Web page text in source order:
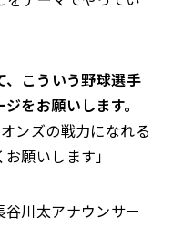
、こういう野球選手
をお願いします。
ンズの戦力になれる
願いします」
川太アナウンサー